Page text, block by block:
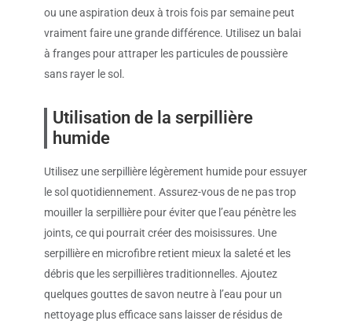
ou une aspiration deux à trois fois par semaine peut
vraiment faire une grande différence. Utilisez un balai
à franges pour attraper les particules de poussière
sans rayer le sol.
Utilisation de la serpillière
humide
Utilisez une serpillière légèrement humide pour essuyer
le sol quotidiennement. Assurez-vous de ne pas trop
mouiller la serpillière pour éviter que l’eau pénètre les
joints, ce qui pourrait créer des moisissures. Une
serpillière en microfibre retient mieux la saleté et les
débris que les serpillières traditionnelles. Ajoutez
quelques gouttes de savon neutre à l’eau pour un
nettoyage plus efficace sans laisser de résidus de